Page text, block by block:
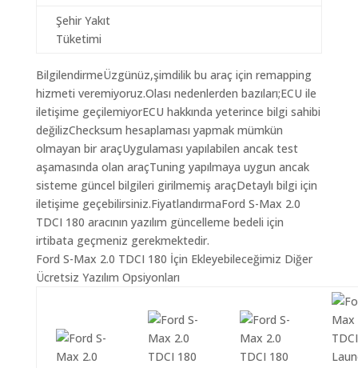
Şehir Yakıt
Tüketimi
BilgilendirmeÜzgünüz,şimdilik bu araç için remapping
hizmeti veremiyoruz.Olası nedenlerden bazıları;ECU ile
iletişime geçilemiyorECU hakkında yeterince bilgi sahibi
değilizChecksum hesaplaması yapmak mümkün
olmayan bir araçUygulaması yapılabilen ancak test
aşamasında olan araçTuning yapılmaya uygun ancak
sisteme güncel bilgileri girilmemiş araçDetaylı bilgi için
iletişime geçebilirsiniz.FiyatlandırmaFord S-Max 2.0
TDCI 180 aracının yazılım güncelleme bedeli için
irtibata geçmeniz gerekmektedir.
Ford S-Max 2.0 TDCI 180 İçin Ekleyebileceğimiz Diğer
Ücretsiz Yazılım Opsiyonları